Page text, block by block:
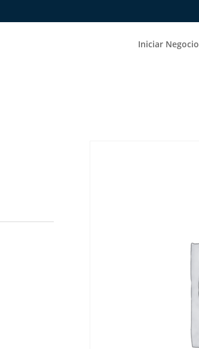
Iniciar Negocio